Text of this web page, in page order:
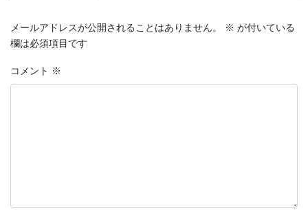
メールアドレスが公開されることはありません。 ※ が付いている
欄は必須項目です
コメント ※